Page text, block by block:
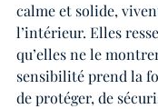
calme et solide,
l’intérieur. Elles
qu’elles ne le
sensibilité prend la
de protéger, de